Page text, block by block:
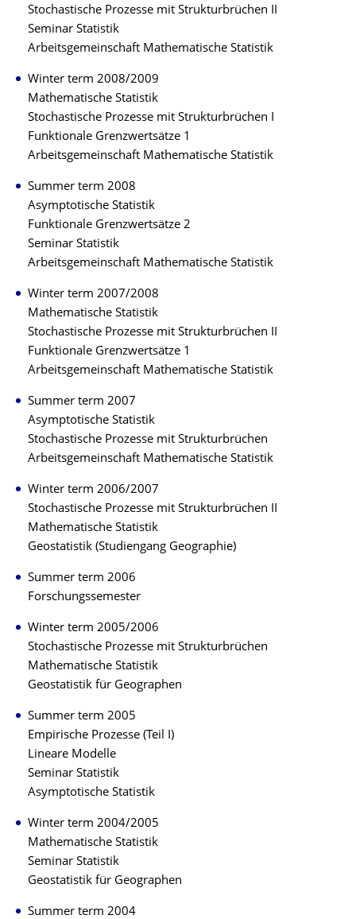
Stochastische Prozesse mit Strukturbrüchen II
Seminar Statistik
Arbeitsgemeinschaft Mathematische Statistik
Winter term 2008/2009
Mathematische Statistik
Stochastische Prozesse mit Strukturbrüchen I
Funktionale Grenzwertsätze 1
Arbeitsgemeinschaft Mathematische Statistik
Summer term 2008
Asymptotische Statistik
Funktionale Grenzwertsätze 2
Seminar Statistik
Arbeitsgemeinschaft Mathematische Statistik
Winter term 2007/2008
Mathematische Statistik
Stochastische Prozesse mit Strukturbrüchen II
Funktionale Grenzwertsätze 1
Arbeitsgemeinschaft Mathematische Statistik
Summer term 2007
Asymptotische Statistik
Stochastische Prozesse mit Strukturbrüchen
Arbeitsgemeinschaft Mathematische Statistik
Winter term 2006/2007
Stochastische Prozesse mit Strukturbrüchen II
Mathematische Statistik
Geostatistik (Studiengang Geographie)
Summer term 2006
Forschungssemester
Winter term 2005/2006
Stochastische Prozesse mit Strukturbrüchen
Mathematische Statistik
Geostatistik für Geographen
Summer term 2005
Empirische Prozesse (Teil I)
Lineare Modelle
Seminar Statistik
Asymptotische Statistik
Winter term 2004/2005
Mathematische Statistik
Seminar Statistik
Geostatistik für Geographen
Summer term 2004